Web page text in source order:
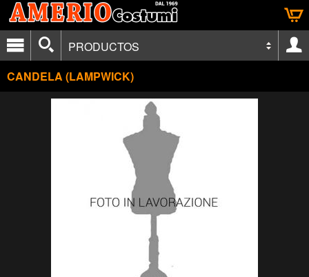
PRODUCTOS
CANDELA (LAMPWICK)